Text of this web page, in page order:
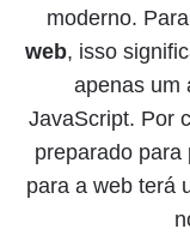
moderno.
web, isso
apenas um
JavaScript. Por
preparado
para a web terá